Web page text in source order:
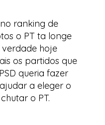
ranking de
o PT ta longe
hoje
os partidos que
queria fazer
a eleger o
o PT.